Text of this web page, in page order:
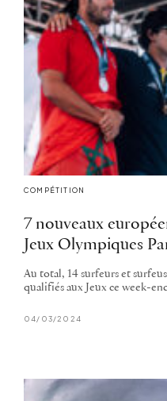
COMPÉTITION
7 nouveaux
Jeux Olympiques
Au total, 14 surfeurs et
qualifiés aux Jeux ce week-
04/03/2024